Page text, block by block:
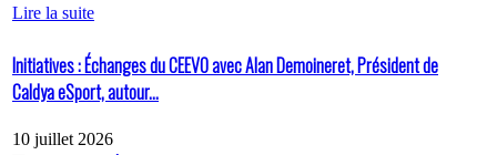
Lire la suite
Initiatives : Échanges du CEEVO avec Alan Demoineret, Président de
Caldya eSport, autour...
10 juillet 2026